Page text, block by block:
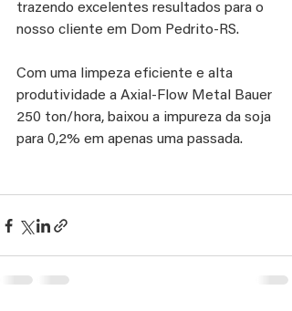
trazendo excelentes resultados para o
nosso cliente em Dom Pedrito-RS.
Com uma limpeza eficiente e alta
produtividade a Axial-Flow Metal Bauer
250 ton/hora, baixou a impureza da soja
para 0,2% em apenas uma passada.